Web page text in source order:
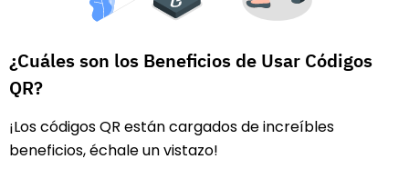
¿Cuáles son los Beneficios de Usar Códigos
QR?
¡Los códigos QR están cargados de increíbles
beneficios, échale un vistazo!